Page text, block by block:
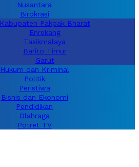
Nusantara
Birokrasi
Kabupaten Pakpak Bharat
Enrekang
Tasikmalaya
Barito Timur
Garut
Hukum dan Kriminal
Politik
Peristiwa
Bisnis dan Ekonomi
Pendidikan
Olahraga
Potret TV